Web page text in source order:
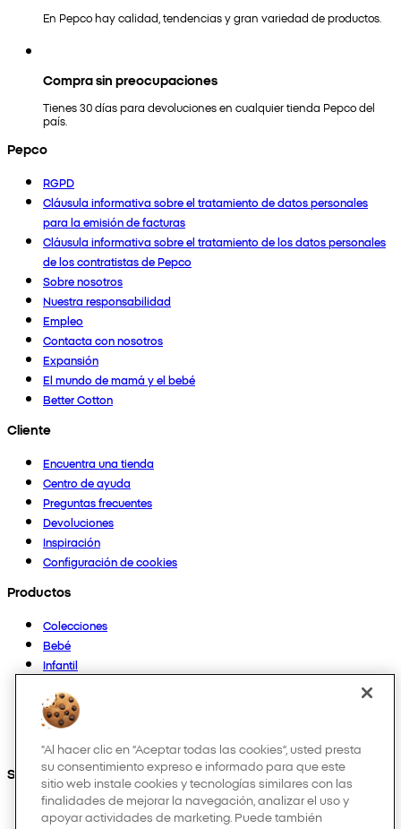
En Pepco hay calidad, tendencias y gran variedad de productos.
Compra sin preocupaciones
Tienes 30 días para devoluciones en cualquier tienda Pepco del
país.
Pepco
RGPD
Cláusula informativa sobre el tratamiento de datos personales
para la emisión de facturas
Cláusula informativa sobre el tratamiento de los datos personales
de los contratistas de Pepco
Sobre nosotros
Nuestra responsabilidad
Empleo
Contacta con nosotros
Expansión
El mundo de mamá y el bebé
Better Cotton
Cliente
Encuentra una tienda
Centro de ayuda
Preguntas frecuentes
Devoluciones
Inspiración
Configuración de cookies
Productos
Colecciones
Bebé
Infantil
Mujer
Hombre
Otros
Síguenos en:
"Al hacer clic en “Aceptar todas las cookies”, usted presta
su consentimiento expreso e informado para que este
sitio web instale cookies y tecnologías similares con las
finalidades de mejorar la navegación, analizar el uso y
apoyar actividades de marketing. Puede también